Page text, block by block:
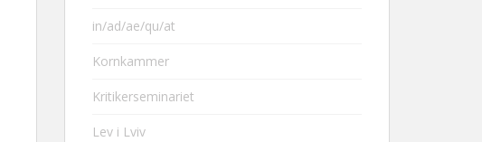
in/ad/ae/qu/at
Kornkammer
Kritikerseminariet
Lev i Lviv